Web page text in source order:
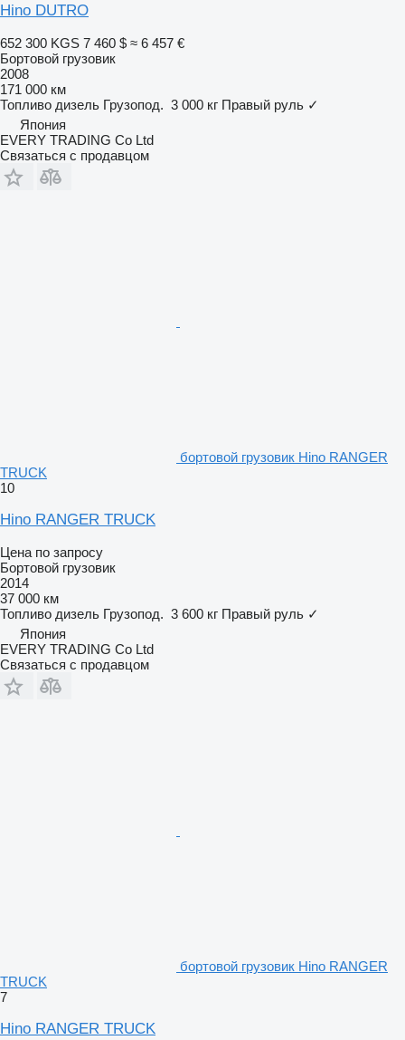
Hino DUTRO
652 300 KGS 7 460 $ ≈ 6 457 €
Бортовой грузовик
2008
171 000 км
Топливо дизель Грузопод. 3 000 кг Правый руль ✓
Япония
EVERY TRADING Co Ltd
Связаться с продавцом
бортовой грузовик Hino RANGER
TRUCK
10
Hino RANGER TRUCK
Цена по запросу
Бортовой грузовик
2014
37 000 км
Топливо дизель Грузопод. 3 600 кг Правый руль ✓
Япония
EVERY TRADING Co Ltd
Связаться с продавцом
бортовой грузовик Hino RANGER
TRUCK
7
Hino RANGER TRUCK